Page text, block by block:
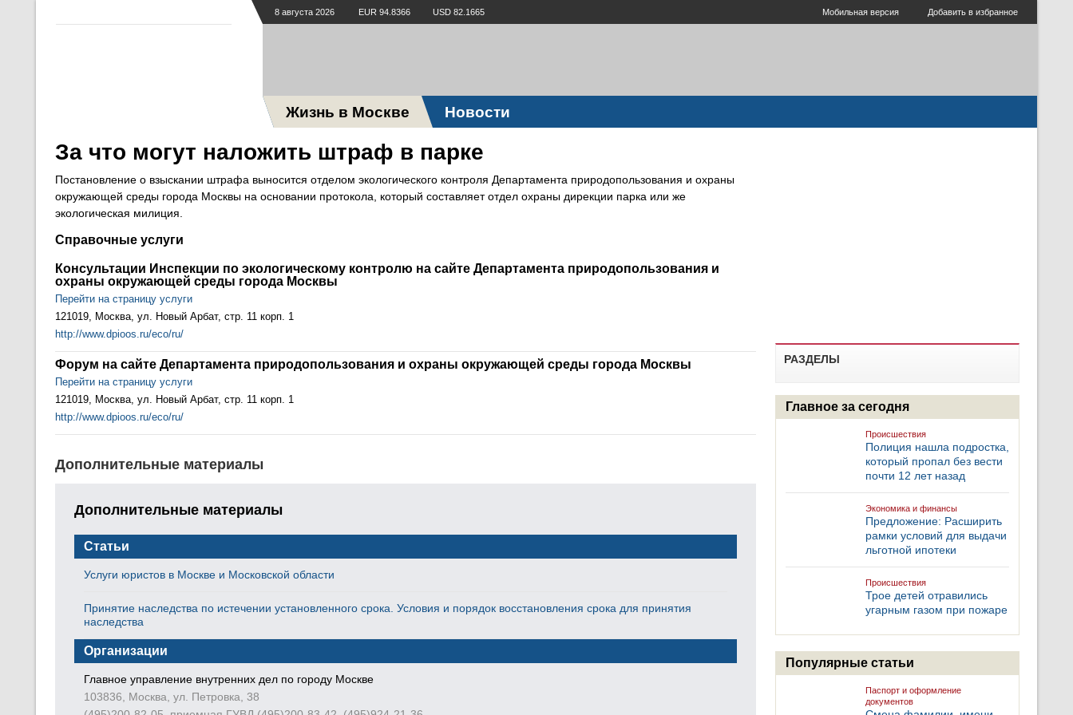
8 августа 2026 EUR 94.8366 USD 82.1665 Мобильная версия Добавить в избранное
Жизнь в Москве Новости
РАЗДЕЛЫ
Главное за сегодня
Происшествия
Полиция нашла подростка,
который пропал без вести
почти 12 лет назад
Экономика и финансы
Предложение: Расширить
рамки условий для выдачи
льготной ипотеки
Происшествия
Трое детей отравились
угарным газом при пожаре
Популярные статьи
Паспорт и оформление
документов
За что могут наложить штраф в парке
Постановление о взыскании штрафа выносится отделом экологического контроля Департамента природопользования и охраны
окружающей среды города Москвы на основании протокола, который составляет отдел охраны дирекции парка или же
экологическая милиция.
Справочные услуги
Консультации Инспекции по экологическому контролю на сайте Департамента природопользования и
охраны окружающей среды города Москвы
Перейти на страницу услуги
121019, Москва, ул. Новый Арбат, стр. 11 корп. 1
http://www.dpioos.ru/eco/ru/
Форум на сайте Департамента природопользования и охраны окружающей среды города Москвы
Перейти на страницу услуги
121019, Москва, ул. Новый Арбат, стр. 11 корп. 1
http://www.dpioos.ru/eco/ru/
Статьи
Услуги юристов в Москве и
Московской области
установленного срока. Условия и
порядок восстановления срока для
дел по городу Москве
103836, Москва, ул. Петровка, 38
(495)200-83-42, (495)924-21-36
природопользования и охраны
окружающей среды города
Москвы
14.03.1995 № 33-ФЗ «Об особо
отходах производства и